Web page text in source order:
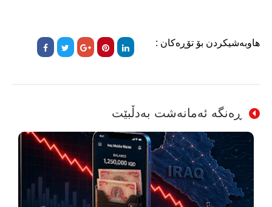
هاوبەشیکردن بۆ تۆڕەکان :
ڕەنگە ئەمانەشت بەدڵبێت